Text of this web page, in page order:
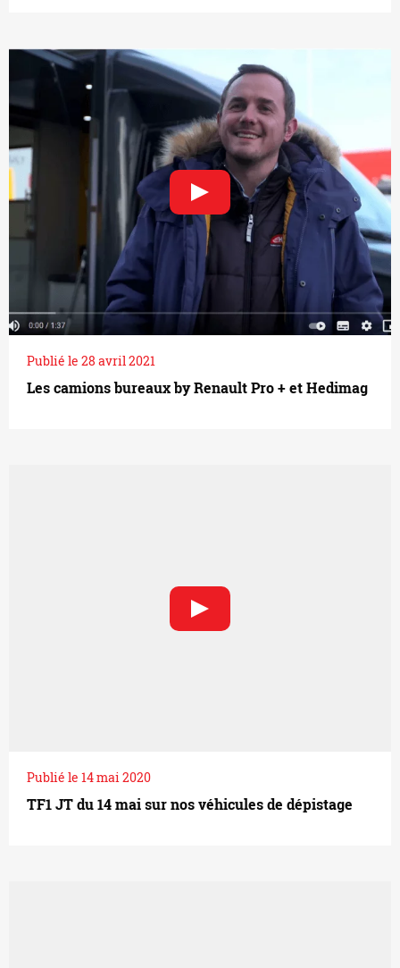
Publié le 28 avril 2021
Les camions bureaux by Renault Pro + et Hedimag
Publié le 14 mai 2020
TF1 JT du 14 mai sur nos véhicules de dépistage